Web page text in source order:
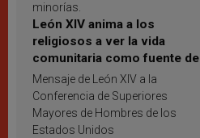
minorías.
León XIV anima a los
religiosos a ver la vida
comunitaria como fuente de
inspiración y santificación
Mensaje de León XIV a la
Conferencia de Superiores
Mayores de Hombres de los
Estados Unidos